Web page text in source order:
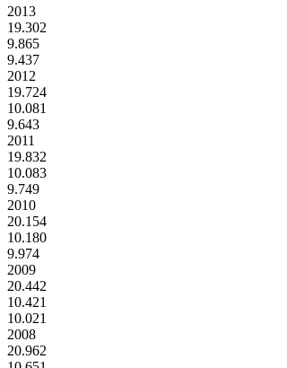
2013
19.302
9.865
9.437
2012
19.724
10.081
9.643
2011
19.832
10.083
9.749
2010
20.154
10.180
9.974
2009
20.442
10.421
10.021
2008
20.962